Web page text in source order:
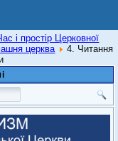
Час і простір Церковної
церква
4. Читання